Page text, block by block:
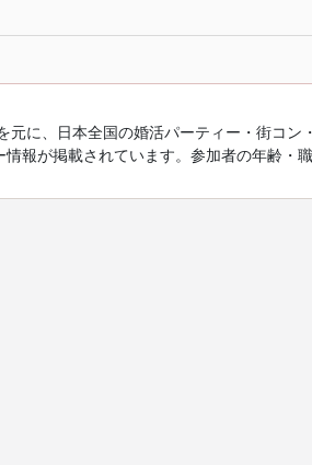
に、日本全国の婚活パーティー・街コン
報が掲載されています。参加者の年齢・